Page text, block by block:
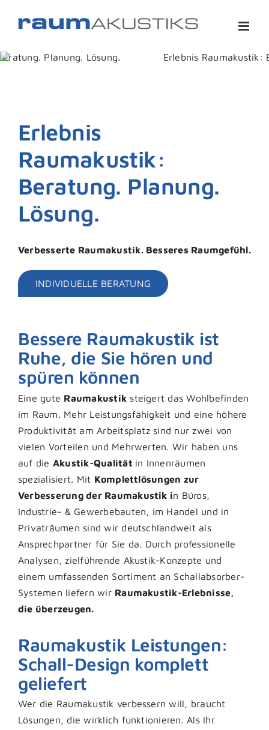
Inhalt
Erlebnis
Raumakustik:
Beratung. Planung.
Lösung.
Verbesserte Raumakustik. Besseres Raumgefühl.
INDIVIDUELLE BERATUNG
Bessere Raumakustik ist
Ruhe, die Sie hören und
spüren können
Eine gute Raumakustik steigert das Wohlbefinden
im Raum. Mehr Leistungsfähigkeit und eine höhere
Produktivität am Arbeitsplatz sind nur zwei von
vielen Vorteilen und Mehrwerten. Wir haben uns
auf die Akustik-Qualität in Innenräumen
spezialisiert. Mit Komplettlösungen zur
Verbesserung der Raumakustik in Büros,
Industrie- & Gewerbebauten, im Handel und in
Privaträumen sind wir deutschlandweit als
Ansprechpartner für Sie da. Durch professionelle
Analysen, zielführende Akustik-Konzepte und
einem umfassenden Sortiment an Schallabsorber-
Systemen liefern wir Raumakustik-Erlebnisse,
die überzeugen.
Raumakustik Leistungen:
Schall-Design komplett
geliefert
Wer die Raumakustik verbessern will, braucht
Lösungen, die wirklich funktionieren. Als Ihr